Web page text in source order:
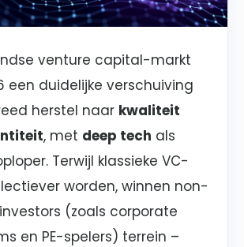
venture capital-markt
een duidelijke verschuiving
herstel naar kwaliteit
, met deep tech als
Terwijl klassieke VC-
worden, winnen non-
(zoals corporate
en PE-spelers) terrein –